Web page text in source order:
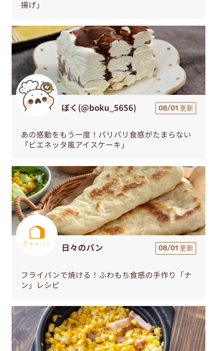
ぼく(@boku_5656) 08/01 更新
あの感動をもう一度！パリパリ食感がたまらない
「ビエネッタ風アイスケーキ」
日々のパン 08/01 更新
フライパンで焼ける！ふわもち食感の手作り「ナ
ン」レシピ
もあいかすみ(@moaiskitchen)